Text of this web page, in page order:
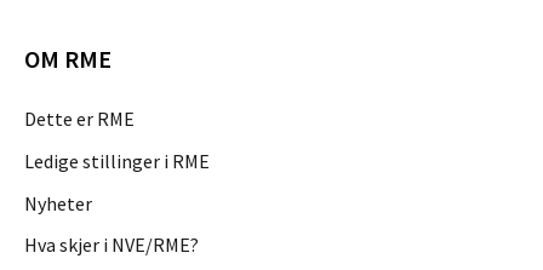
OM RME
Dette er RME
Ledige stillinger i RME
Nyheter
Hva skjer i NVE/RME?